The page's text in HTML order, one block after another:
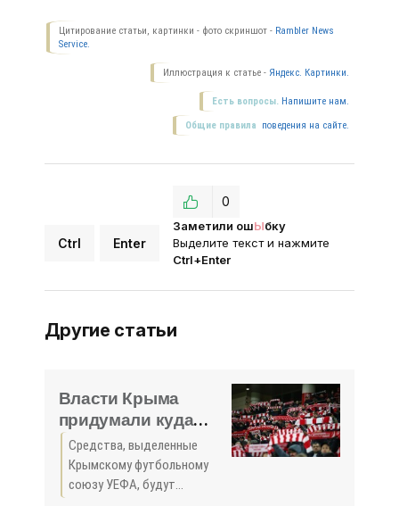
Цитирование статьи, картинки - фото скриншот - Rambler News
Service.
Иллюстрация к статье - Яндекс. Картинки.
Есть вопросы. Напишите нам.
Общие правила поведения на сайте.
Ctrl Enter
Заметили ошЫбку
Выделите текст и нажмите
Ctrl+Enter
0
Другие статьи
Власти Крыма
придумали куда
потратят
выделенные УЕФА
деньги - «Новости
Средства, выделенные
Крымскому футбольному
союзу УЕФА, будут